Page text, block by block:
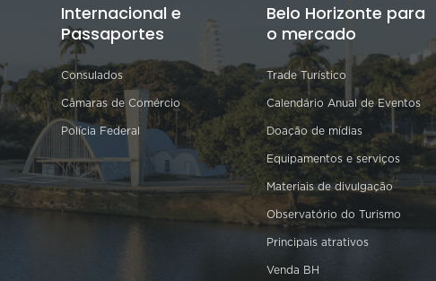
Internacional e
Passaportes
Consulados
Câmaras de Comércio
Polícia Federal
Belo Horizonte para
o mercado
Trade Turístico
Calendário Anual de Eventos
Doação de mídias
Equipamentos e serviços
Materiais de divulgação
Observatório do Turismo
Principais atrativos
Venda BH